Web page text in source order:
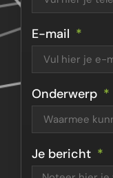
E-mail
Onderwerp
Je bericht